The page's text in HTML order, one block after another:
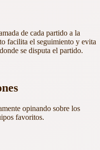
de cada partido a la
facilita el seguimiento y evita
se disputa el partido.
opinando sobre los
favoritos.